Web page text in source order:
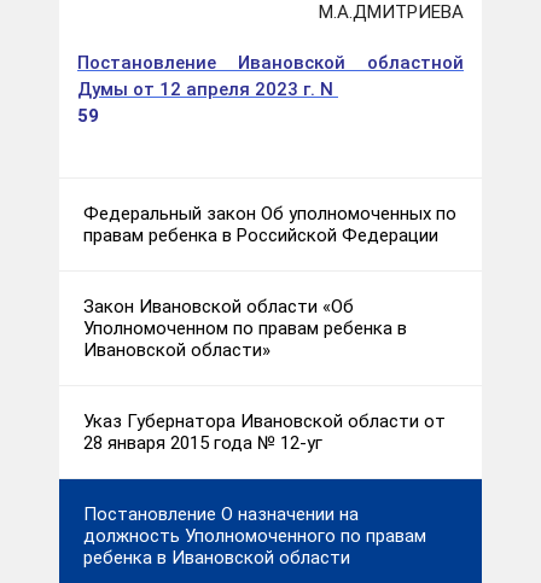
М.А.ДМИТРИЕВА
Постановление Ивановской областной
Думы от 12 апреля 2023 г. N
59
Федеральный закон Об уполномоченных по
правам ребенка в Российской Федерации
Закон Ивановской области «Об
Уполномоченном по правам ребенка в
Ивановской области»
Указ Губернатора Ивановской области от
28 января 2015 года № 12-уг
Постановление О назначении на
должность Уполномоченного по правам
ребенка в Ивановской области